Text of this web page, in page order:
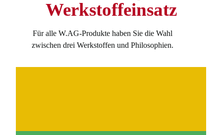
Werkstoffeinsatz
Für alle W.AG-Produkte haben Sie die Wahl
zwischen drei Werkstoffen und Philosophien.